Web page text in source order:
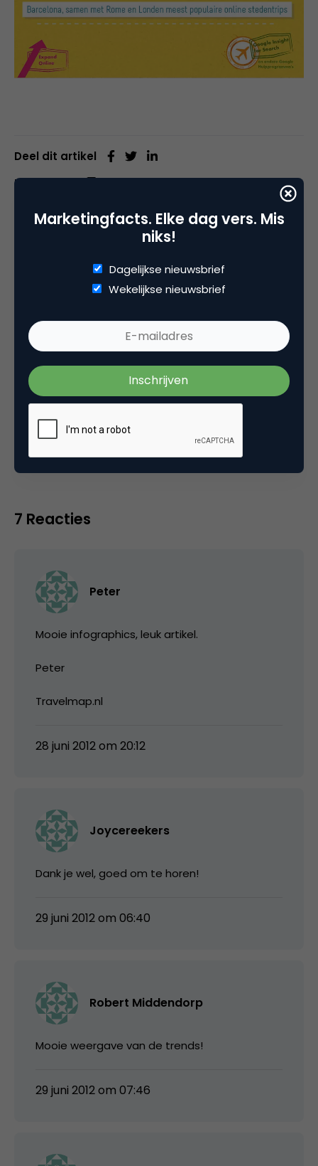
Deel dit artikel
Kopieer link
SEA Consultant bijExpand Online
Categorie
Search & Conversie
Tags
zoekmachine marketing
7 Reacties
Peter
Mooie infographics, leuk artikel.
Peter
Travelmap.nl
28 juni 2012 om 20:12
Joycereekers
Dank je wel, goed om te horen!
29 juni 2012 om 06:40
Robert Middendorp
Mooie weergave van de trends!
29 juni 2012 om 07:46
Marketingfacts. Elke dag vers. Mis
niks!
Dagelijkse nieuwsbrief
Wekelijkse nieuwsbrief